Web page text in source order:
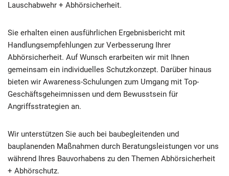
Lauschabwehr + Abhörsicherheit.
Sie erhalten einen ausführlichen Ergebnisbericht mit
Handlungsempfehlungen zur Verbesserung Ihrer
Abhörsicherheit. Auf Wunsch erarbeiten wir mit Ihnen
gemeinsam ein individuelles Schutzkonzept. Darüber hinaus
bieten wir Awareness-Schulungen zum Umgang mit Top-
Geschäftsgeheimnissen und dem Bewusstsein für
Angriffsstrategien an.
Wir unterstützen Sie auch bei baubegleitenden und
bauplanenden Maßnahmen durch Beratungsleistungen vor uns
während Ihres Bauvorhabens zu den Themen Abhörsicherheit
+ Abhörschutz.